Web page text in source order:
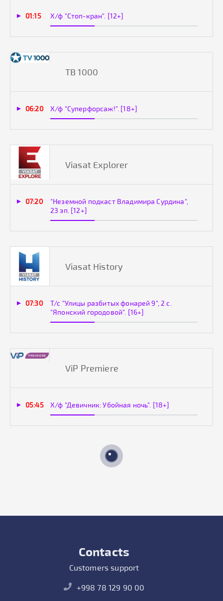
01:15 Х/ф "Стоп-кран". [12+]
ТВ 1000
06:20 Х/ф "Суперфорсаж!". [18+]
Viasat Explorer
07:20
"Неземной подкаст Владимира Сурдина",
23 эп. [12+]
Viasat History
07:30
Т/с "Улицы разбитых фонарей 9", 2 с.
"Японский городовой". [16+]
ViP Premiere
05:45 Х/ф "Девичник: Убойная ночь". [18+]
Contacts
Customers support
+998 78 129 90 00